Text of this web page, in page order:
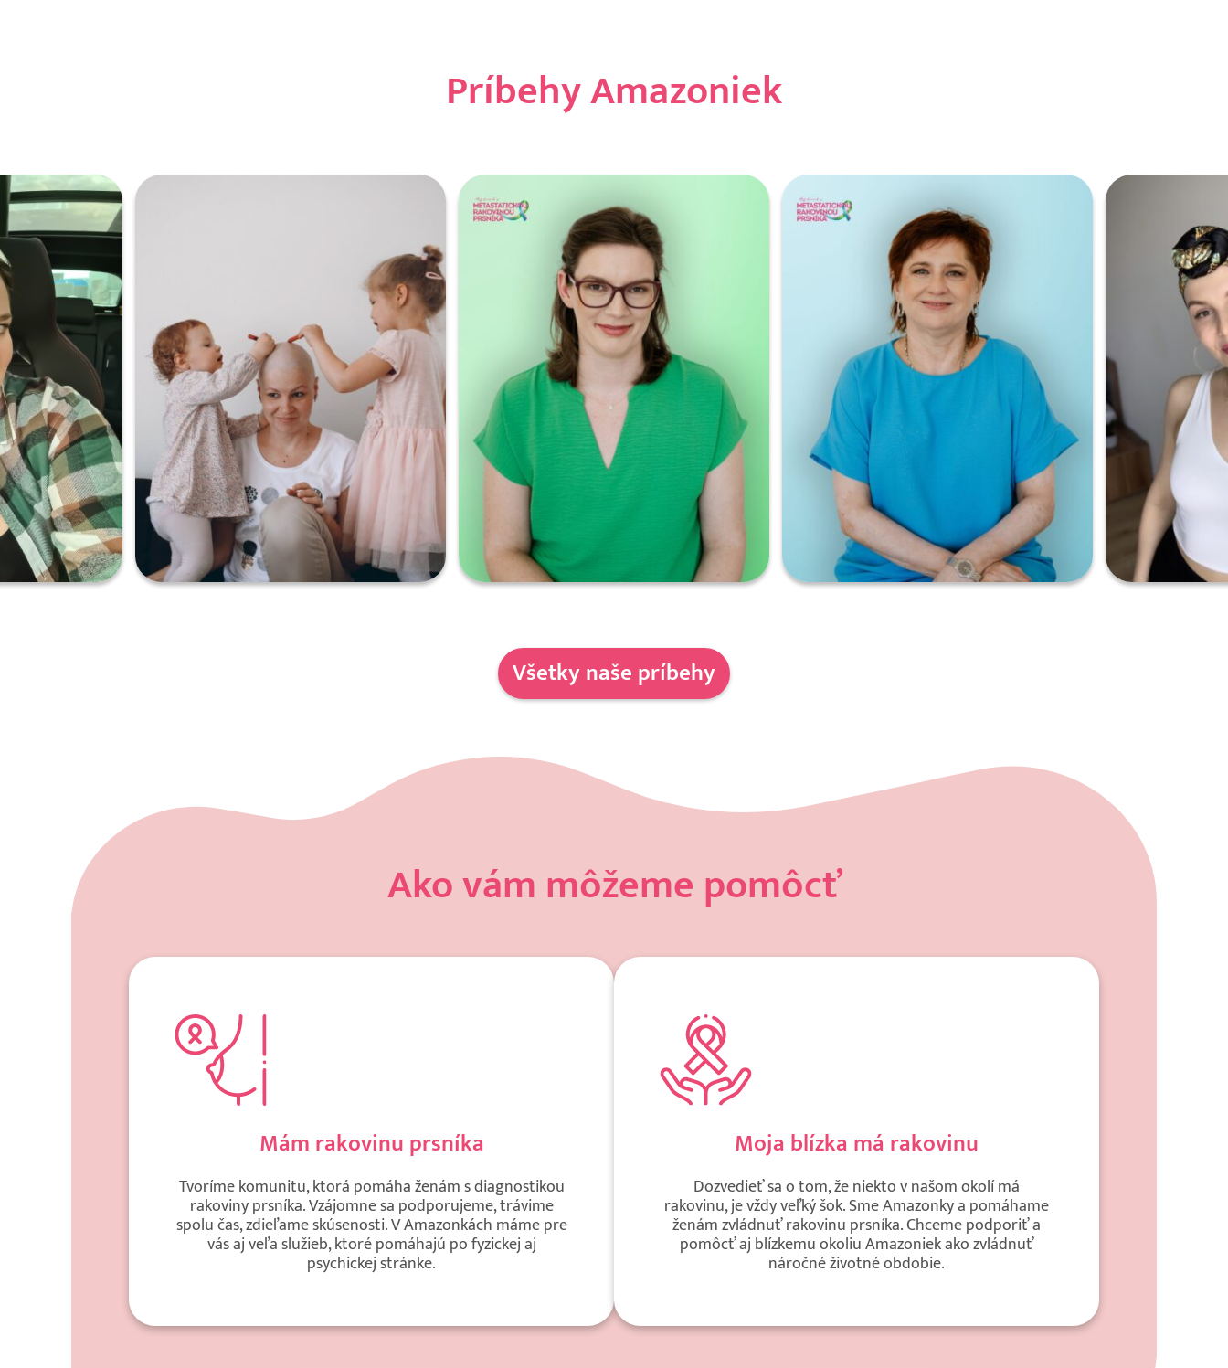
Príbehy Amazoniek
Všetky naše príbehy
Ako vám môžeme pomôcť
Mám rakovinu prsníka
Tvoríme komunitu, ktorá pomáha ženám s diagnostikou
rakoviny prsníka. Vzájomne sa podporujeme, trávime
spolu čas, zdieľame skúsenosti. V Amazonkách máme pre
vás aj veľa služieb, ktoré pomáhajú po fyzickej aj
psychickej stránke.
Moja blízka má rakovinu
Dozvedieť sa o tom, že niekto v našom okolí má
rakovinu, je vždy veľký šok. Sme Amazonky a pomáhame
ženám zvládnuť rakovinu prsníka. Chceme podporiť a
pomôcť aj blízkemu okoliu Amazoniek ako zvládnuť
náročné životné obdobie.